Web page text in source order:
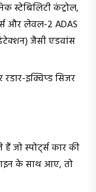
स्टेबिलिटी कंट्रोल,
और लेवल-2 ADAS
जैसी एडवांस
इक्विप्ड सिजर
जो स्पोर्ट्स कार की
के साथ आए, तो